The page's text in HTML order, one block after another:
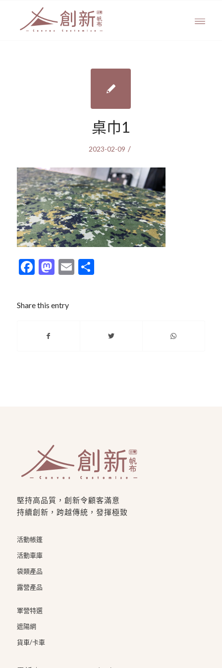
桌巾1
2023-02-09 /
Facebook
Mastodon
Email
分
Share this entry
堅持高品質，創新令顧客滿意
持續創新，跨越傳統，發揮極致
活動帳篷
活動車庫
袋類產品
露營產品
軍營特選
遮陽網
貨車/卡車